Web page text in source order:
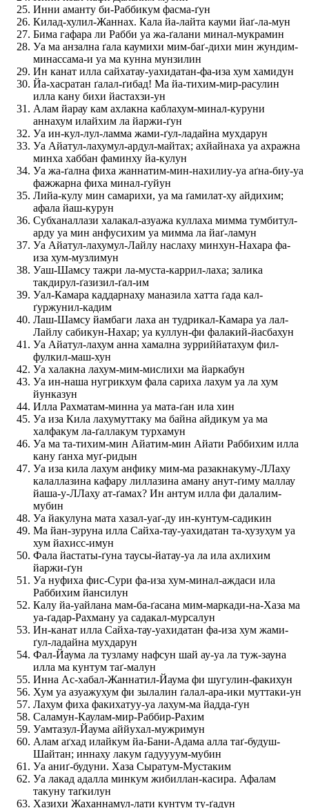
Инни аманту би-Раббикум фасма-ґун
Килад-хулил-Жаннах. Кала йа-лайта кауми йаґ-ла-мун
Бима гафара ли Рабби уа жа-ґалани минал-мукрамин
Уа ма анзална ґала каумихи мим-баґ-дихи мин жундим-
минассама-и уа ма кунна мунзилин
Ин канат илла сайхатау-уахидатан-фа-иза хум хамидун
Йа-хасратан ґалал-ґибад! Ма йа-тихим-мир-расулин
илла кану бихи йастахзи-ун
Алам йарау кам ахлакна каблахум-минал-куруни
аннахум илайхим ла йаржи-ґун
Уа ин-кул-лул-ламма жами-ґул-ладайна мухдарун
Уа Айатул-лахумул-ардул-майтах; ахйайнаха уа ахражна
минха хаббан фаминху йа-кулун
Уа жа-ґална фиха жаннатим-мин-нахилиу-уа аґна-биу-уа
фажжарна фиха минал-ґуйун
Лийа-кулу мин самарихи, уа ма ґамилат-ху айдихим;
афала йаш-курун
Субханаллази халакал-азуажа куллаха мимма тумбитул-
арду уа мин анфусихим уа мимма ла йаґ-ламун
Уа Айатул-лахумул-Лайлу наслаху минхун-Нахара фа-
иза хум-музлимун
Уаш-Шамсу тажри ла-муста-каррил-лаха; залика
такдирул-ґазизил-ґал-им
Уал-Камара каддарнаху маназила хатта ґада кал-
ґуржунил-кадим
Лаш-Шамсу йамбаги лаха ан тудрикал-Камара уа лал-
Лайлу сабикун-Нахар; уа куллун-фи фалакий-йасбахун
Уа Айатул-лахум анна хамална зурриййатахум фил-
фулкил-маш-хун
Уа халакна лахум-мим-мислихи ма йаркабун
Уа ин-наша нугрикхум фала сариха лахум уа ла хум
йунказун
Илла Рахматам-минна уа мата-ґан ила хин
Уа иза Кила лахумуттаку ма байна айдикум уа ма
халфакум ла-ґаллакум турхамун
Уа ма та-тихим-мин Айатим-мин Айати Раббихим илла
кану ґанха муґ-ридын
Уа иза кила лахум анфику мим-ма разакнакуму-ЛЛаху
калаллазина кафару лиллазина аману анут-ґиму маллау
йаша-у-ЛЛаху ат-ґамах? Ин антум илла фи далалим-
мубин
Уа йакулуна мата хазал-уаґ-ду ин-кунтум-садикин
Ма йан-зуруна илла Сайха-тау-уахидатан та-хузухум уа
хум йахисс-имун
Фала йастаты-ґуна таусы-йатау-уа ла ила ахлихим
йаржи-ґун
Уа нуфиха фис-Сури фа-иза хум-минал-аждаси ила
Раббихим йансилун
Калу йа-уайлана мам-ба-ґасана мим-маркади-на-Хаза ма
уа-ґадар-Рахману уа садакал-мурсалун
Ин-канат илла Сайха-тау-уахидатан фа-иза хум жами-
ґул-ладайна мухдарун
Фал-Йаума ла тузламу нафсун шай ау-уа ла туж-зауна
илла ма кунтум таґ-малун
Инна Ас-хабал-Жаннатил-Йаума фи шугулин-факихун
Хум уа азуажухум фи зылалин ґалал-ара-ики муттаки-ун
Лахум фиха факихатуу-уа лахум-ма йадда-ґун
Саламун-Каулам-мир-Раббир-Рахим
Уамтазул-Йаума аййухал-мужримун
Алам аґхад илайкум йа-Бани-Адама алла таґ-будуш-
Шайтан; иннаху лакум ґадуууум-мубин
Уа аниґ-будуни. Хаза Сыратум-Мустаким
Уа лакад адалла минкум жибиллан-касира. Афалам
такуну таґкилун
Хазихи Жаханнамул-лати кунтум ту-ґадун